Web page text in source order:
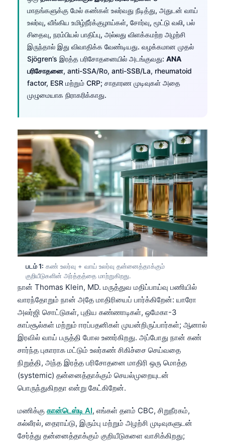
மாதங்களுக்கு மேல் கண்கள் உலர்வது நீடித்து, அதுடன் வாய்
உலர்வு, வீங்கிய உமிழ்நீர்க்குழாய்கள், சோர்வு, மூட்டு வலி, பல்
சிதைவு, நரம்பியல் பாதிப்பு, அல்லது விளக்கமற்ற அழற்சி
இருந்தால் இது விவாதிக்க வேண்டியது. வழக்கமான முதல்
Sjögren’s இரத்த பரிசோதனையில் அடங்குவது: ANA
பரிசோதனை, anti-SSA/Ro, anti-SSB/La, rheumatoid
factor, ESR மற்றும் CRP; சாதாரண முடிவுகள் அதை
முழுமையாக நிராகரிக்காது.
படம் 1: கண் உலர்வு + வாய் உலர்வு தன்னைத்தாக்கும்
குறியீடுகளின் அர்த்தத்தை மாற்றுகிறது.
நான் Thomas Klein, MD. மருத்துவ மதிப்பாய்வு பணியில்
வாரந்தோறும் நான் அதே மாதிரியைப் பார்க்கிறேன்: யாரோ
அலர்ஜி சொட்டுகள், புதிய கண்ணாடிகள், ஒமேகா-3
காப்சூல்கள் மற்றும் ஈரப்பதனிகள் முயன்றிருப்பார்கள்; ஆனால்
இரவில் வாய் பருத்தி போல உணர்கிறது. அப்போது நான் கண்
சார்ந்த புகாராக மட்டும் உலர்கண் சிகிச்சை செய்வதை
நிறுத்தி, அந்த இரத்த பரிசோதனை மாதிரி ஒரு மொத்த
(systemic) தன்னைத்தாக்கும் செயல்முறையுடன்
பொருந்துகிறதா என்று கேட்கிறேன்.
மணிக்கு கான்டெஸ்டி AI, எங்கள் தளம் CBC, சிறுநீரகம்,
கல்லீரல், தைராய்டு, இரும்பு மற்றும் அழற்சி முடிவுகளுடன்
சேர்த்து தன்னைத்தாக்கும் குறியீடுகளை வாசிக்கிறது;